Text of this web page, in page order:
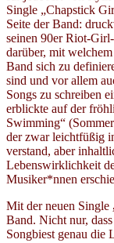
Single „Chapstick
Seite der Band:
seinen 90er Riot-
darüber, mit
Band sich zu
sind und vor allem
Songs zu schreiben
erblickte auf der
Swimming“
der zwar leichtfüßig
verstand, aber
Lebenswirklichkeit
Musiker*nnen
Mit der neuen Single
Band. Nicht nur,
Songbiest genau die